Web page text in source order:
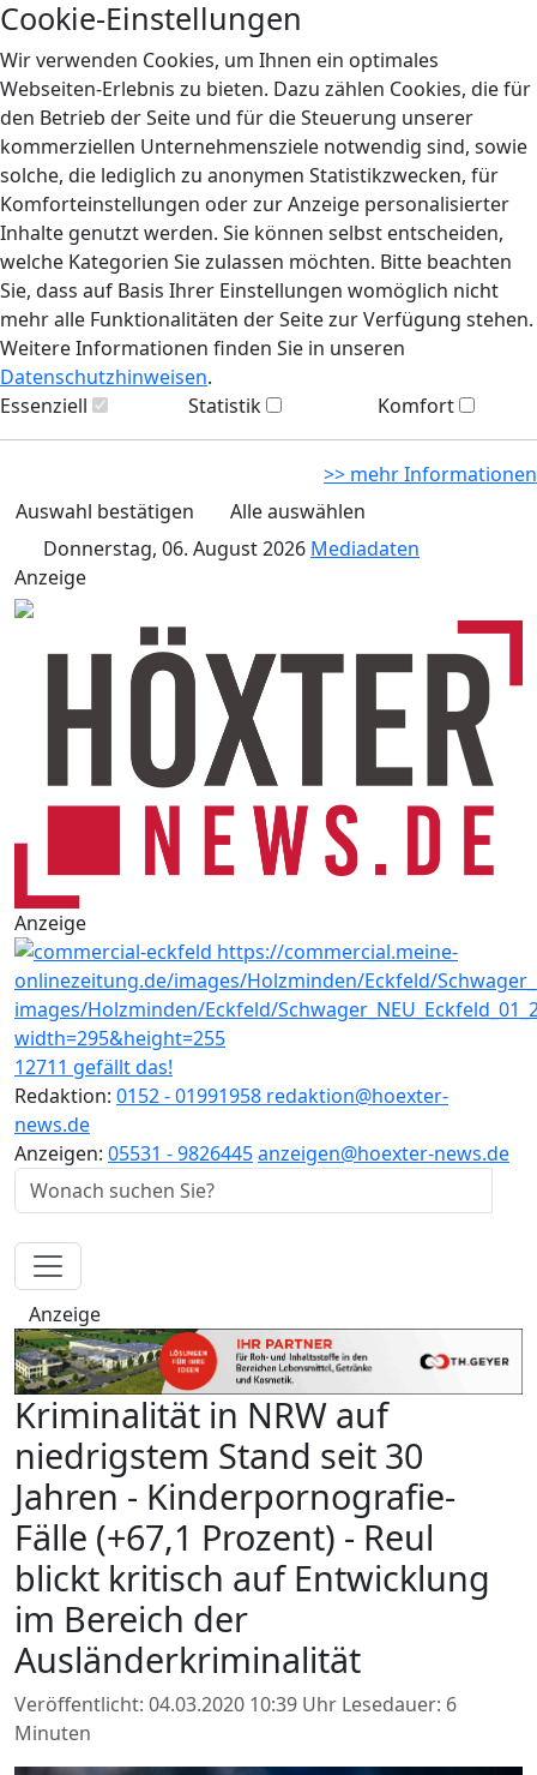
Cookie-Einstellungen
Wir verwenden Cookies, um Ihnen ein optimales
Webseiten-Erlebnis zu bieten. Dazu zählen Cookies, die für
den Betrieb der Seite und für die Steuerung unserer
kommerziellen Unternehmensziele notwendig sind, sowie
solche, die lediglich zu anonymen Statistikzwecken, für
Komforteinstellungen oder zur Anzeige personalisierter
Inhalte genutzt werden. Sie können selbst entscheiden,
welche Kategorien Sie zulassen möchten. Bitte beachten
Sie, dass auf Basis Ihrer Einstellungen womöglich nicht
mehr alle Funktionalitäten der Seite zur Verfügung stehen.
Weitere Informationen finden Sie in unseren
Datenschutzhinweisen.
Essenziell
Statistik Komfort
>> mehr Informationen
Auswahl bestätigen
Alle auswählen
Donnerstag, 06. August 2026 Mediadaten
Anzeige
Anzeige
12711 gefällt das!
Redaktion: 0152 - 01991958 redaktion@hoexter-
news.de
Anzeigen: 05531 - 9826445anzeigen@hoexter-news.de
Anzeige
Kriminalität in NRW auf
niedrigstem Stand seit 30
Jahren - Kinderpornografie-
Fälle (+67,1 Prozent) - Reul
blickt kritisch auf Entwicklung
im Bereich der
Ausländerkriminalität
Veröffentlicht: 04.03.2020 10:39 Uhr Lesedauer: 6
Minuten